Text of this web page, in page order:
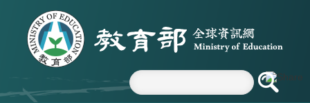
跳到主要內容區塊